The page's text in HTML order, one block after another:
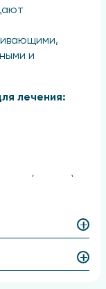
и
лечения:
(цистит);